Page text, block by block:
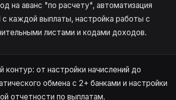
на аванс "по расчету", автоматизация
каждой выплаты, настройка работы с
листами и кодами доходов.
контур: от настройки начислений до
обмена с 2+ банками и настройки
отчетности по выплатам.